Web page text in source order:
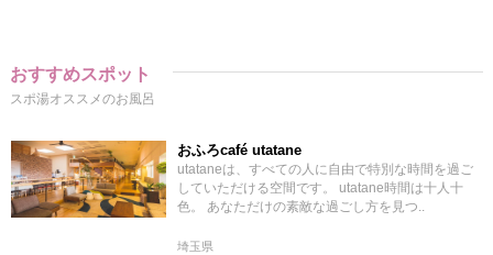
おすすめスポット
スポ湯オススメのお風呂
おふろcafé utatane
utataneは、すべての人に自由で特別な時間を過ご
していただける空間です。 utatane時間は十人十
色。 あなただけの素敵な過ごし方を見つ..
埼玉県